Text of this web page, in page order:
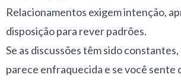
Relacionamentos exigem intenção,
disposição para rever padrões.
Se as discussões têm sido constantes,
parece enfraquecida e se você sente